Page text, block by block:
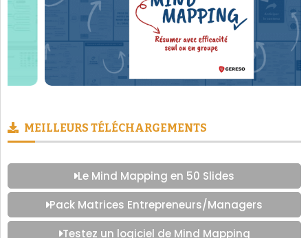
MEILLEURS TÉLÉCHARGEMENTS
Le Mind Mapping en 50 Slides
Testez un logiciel de Mind Mapping
LES CATÉGORIES PHARES